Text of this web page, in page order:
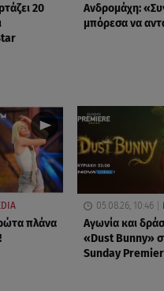
20
Ανδρομάχη:
μπόρεσα να
πλάνα
05.08.26, 10:46
Αγωνία και
«Dust Bunny»
Sunday